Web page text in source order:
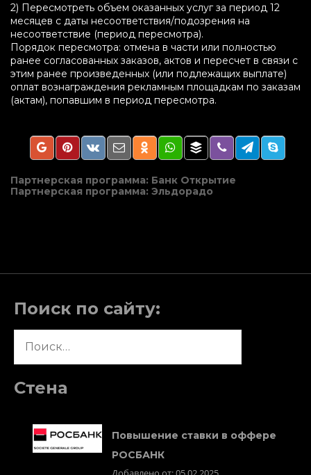
2) Пересмотреть объем оказанных услуг за период 12
месяцев с даты несоответствия/подозрения на
несоответствие (период пересмотра).
Порядок пересмотра: отмена в части или полностью
ранее согласованных заказов, актов и пересчет в связи с
этим ранее произведенных (или подлежащих выплате)
оплат вознаграждения рекламным площадкам по заказам
(актам), попавшим в период пересмотра.
Навигация
по
Партнерская программа: Банк Открытие
Партнерская программа: Эльдорадо
Поиск по сайту:
Стена
Повышение ставки в оффере
РОСБАНК